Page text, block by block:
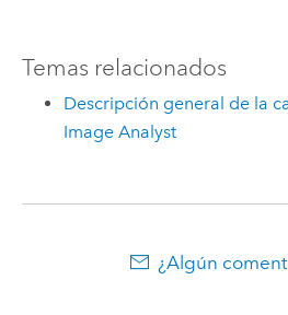
Temas relacionados
Descripción general de la
Image Analyst
¿Algún